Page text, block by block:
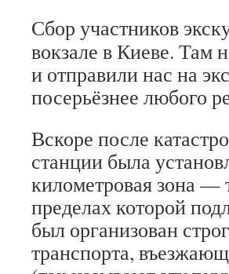
Сбор участников
вокзале в Киеве. Там
и отправили нас на
посерьёзнее любого
Вскоре после
станции была
километровая зона —
пределах которой
был организован
транспорта,